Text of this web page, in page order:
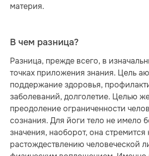
материя.
В чем разница?
Разница, прежде всего, в
точках приложения знания. Цель
поддержание здоровья,
заболеваний, долголетие. Целью
преодоление ограниченности
сознания. Для йоги тело не имело
значения, наоборот, она стремится
растождествлению человеческой